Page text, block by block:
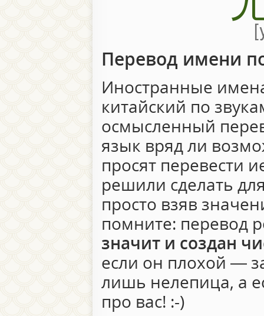
Перевод имени
Иностранные
китайский по
осмысленный
язык вряд ли
просят перевести
решили сделать
просто взяв
помните: перевод
значит и создан
если он плохой —
лишь нелепица, а
про вас! :-)